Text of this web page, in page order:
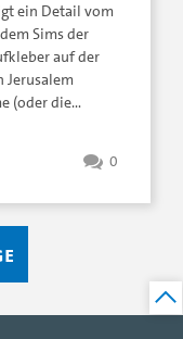
ein Detail vom
Sims der
auf der
Jerusalem
(oder die…
0